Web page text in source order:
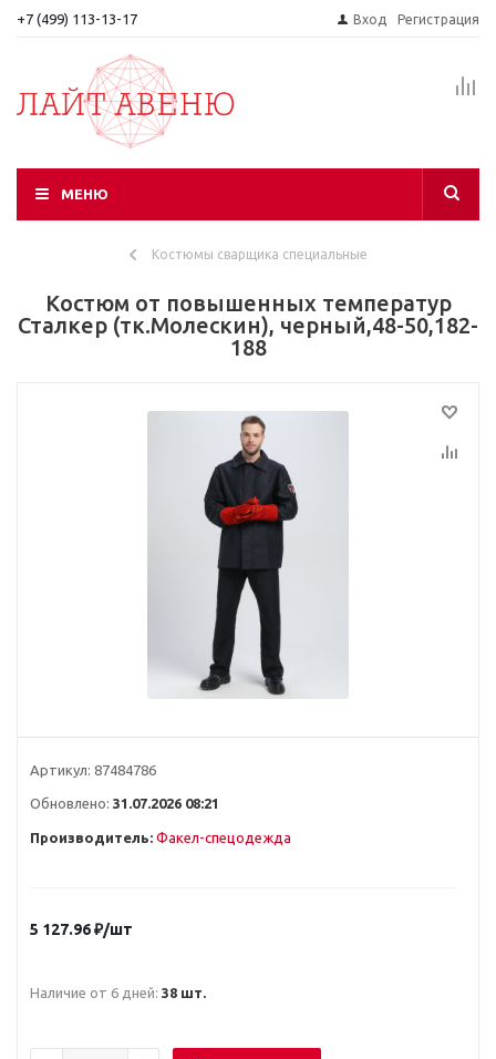
+7 (499) 113-13-17 Вход Регистрация
МЕНЮ
Костюмы сварщика специальные
Костюм от повышенных температур
Сталкер (тк.Молескин), черный,48-50,182-
188
Артикул: 87484786
Обновлено: 31.07.2026 08:21
Производитель: Факел-спецодежда
5 127.96₽/шт
Наличие от 6 дней: 38 шт.